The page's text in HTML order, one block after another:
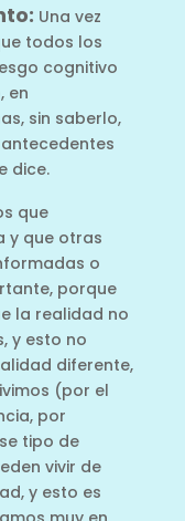
Una vez
todos los
cognitivo
en
sin saberlo,
dice.
que
y que otras
o
porque
la realidad no
y esto no
diferente,
(por el
por
tipo de
vivir de
y esto es